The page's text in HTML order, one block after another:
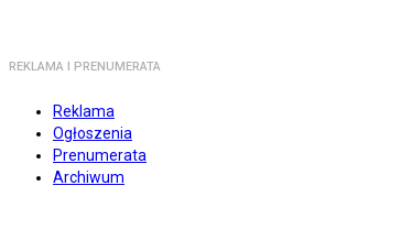
REKLAMA I PRENUMERATA
Reklama
Ogłoszenia
Prenumerata
Archiwum